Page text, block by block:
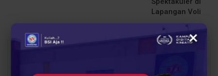
Lapangan Voli
×